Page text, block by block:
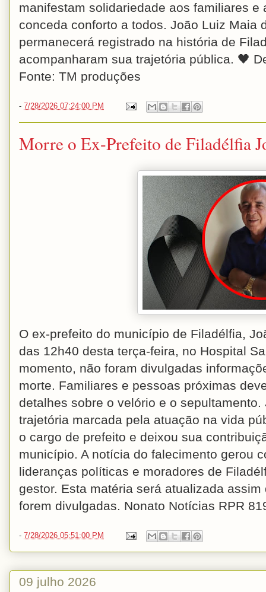
manifestam solidariedade aos familiares e
conceda conforto a todos. João Luiz Maia
permanecerá registrado na história de
acompanharam sua trajetória pública. 🖤
Fonte: TM produções
- 7/28/2026 07:24:00 PM
Morre o Ex-Prefeito de Filadélfia
O ex-prefeito do município de Filadélfia,
das 12h40 desta terça-feira, no Hospital
momento, não foram divulgadas
morte. Familiares e pessoas próximas
detalhes sobre o velório e o
trajetória marcada pela atuação na vida
o cargo de prefeito e deixou sua
município. A notícia do falecimento gerou
lideranças políticas e moradores de
gestor. Esta matéria será atualizada
forem divulgadas. Nonato Notícias RPR
- 7/28/2026 05:51:00 PM
09 julho 2026